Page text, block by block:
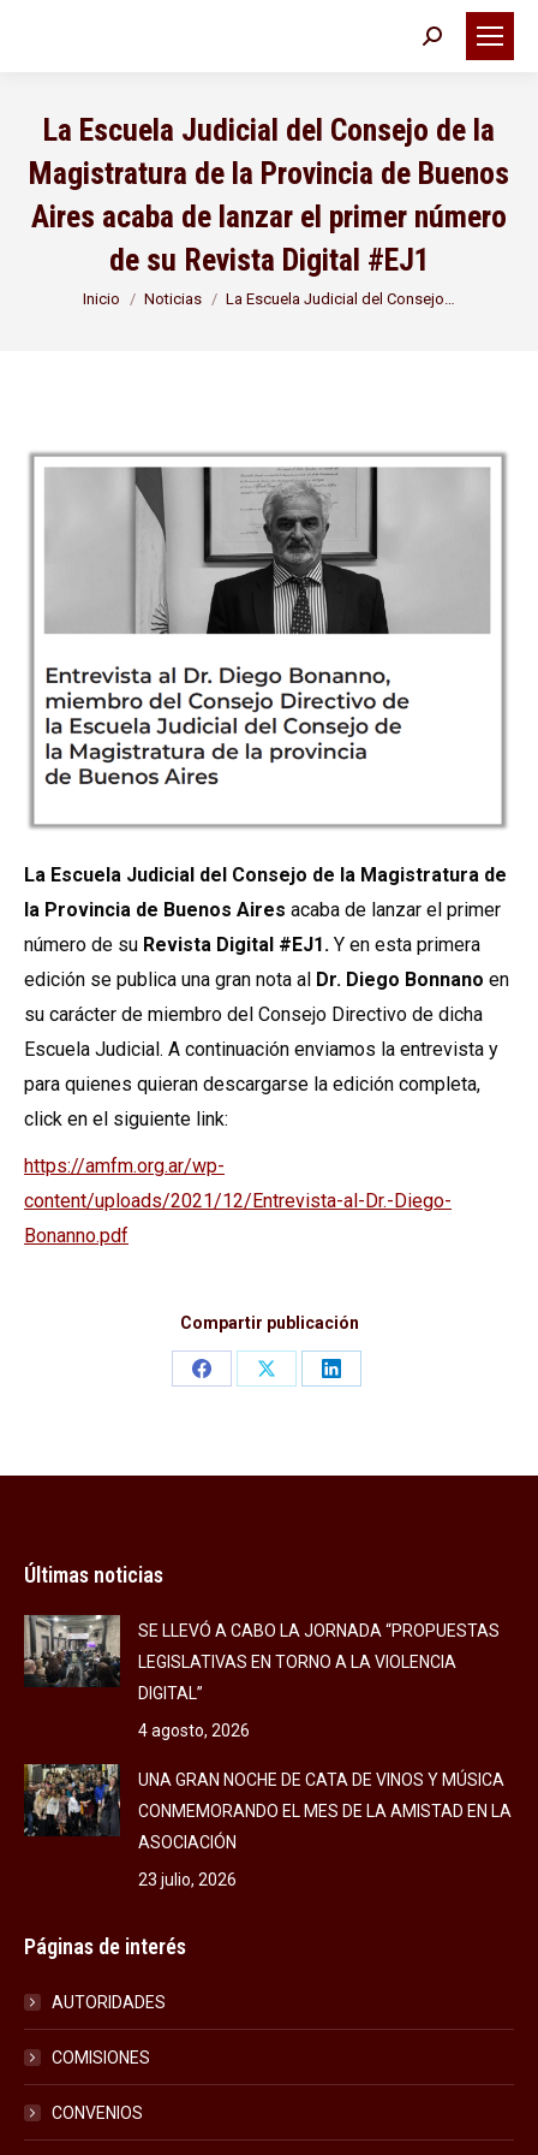
Buscar:
La Escuela Judicial del Consejo de la
Magistratura de la Provincia de Buenos
Aires acaba de lanzar el primer número
de su Revista Digital #EJ1
Estás aquí:
Inicio Noticias La Escuela Judicial del Consejo…
La Escuela Judicial del Consejo de la Magistratura de
la Provincia de Buenos Aires acaba de lanzar el primer
número de su Revista Digital #EJ1. Y en esta primera
edición se publica una gran nota al Dr. Diego Bonnano en
su carácter de miembro del Consejo Directivo de dicha
Escuela Judicial. A continuación enviamos la entrevista y
para quienes quieran descargarse la edición completa,
click en el siguiente link:
https://amfm.org.ar/wp-
content/uploads/2021/12/Entrevista-al-Dr.-Diego-
Bonanno.pdf
Compartir publicación
Share
Share
Share
Últimas noticias
SE LLEVÓ A CABO LA JORNADA “PROPUESTAS
LEGISLATIVAS EN TORNO A LA VIOLENCIA
DIGITAL”
4 agosto, 2026
UNA GRAN NOCHE DE CATA DE VINOS Y MÚSICA
CONMEMORANDO EL MES DE LA AMISTAD EN LA
ASOCIACIÓN
23 julio, 2026
Páginas de interés
AUTORIDADES
COMISIONES
CONVENIOS